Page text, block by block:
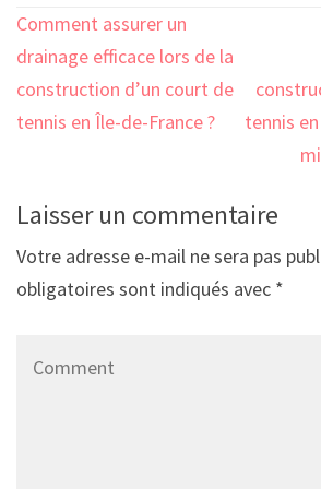
Navigation
de
l’article
Comment assurer un
drainage efficace lors de la
construction d’un court de
tennis en Île-de-France ?
tennis en
Laisser un commentaire
Votre adresse e-mail ne sera pas
obligatoires sont indiqués avec *